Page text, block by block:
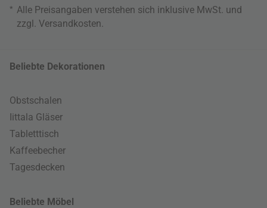
* Alle Preisangaben verstehen sich inklusive MwSt. und
zzgl. Versandkosten
Beliebte Dekorationen
Obstschalen
Iittala Gläser
Tabletttisch
Kaffeebecher
Tagesdecken
Beliebte Möbel